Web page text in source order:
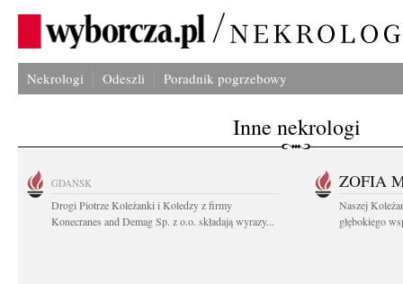
Nekrologi Odeszli Poradnik pogrzebowy
Inne nekrologi
GDAŃSK
Drogi Piotrze Koleżanki i Koledzy z firmy
Konecranes and Demag Sp. z o.o. składają wyrazy...
ZOFIA
Naszej
głębokiego